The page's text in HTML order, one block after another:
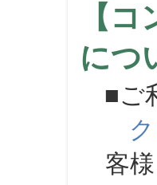
【
につ
■ご
客様